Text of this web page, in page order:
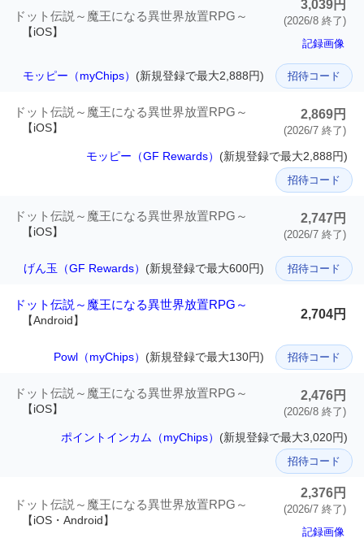
ドット伝説～魔王になる異世界放置RPG～
【iOS】
3,039円
(2026/8 終了)
記録画像
モッピー（myChips） (新規登録で最大2,888円) 招待コード
ドット伝説～魔王になる異世界放置RPG～
【iOS】
2,869円
(2026/7 終了)
モッピー（GF Rewards） (新規登録で最大2,888円)
招待コード
ドット伝説～魔王になる異世界放置RPG～
【iOS】
2,747円
(2026/7 終了)
げん玉（GF Rewards） (新規登録で最大600円) 招待コード
ドット伝説～魔王になる異世界放置RPG～
【Android】 2,704円
Powl（myChips） (新規登録で最大130円) 招待コード
ドット伝説～魔王になる異世界放置RPG～
【iOS】
2,476円
(2026/8 終了)
ポイントインカム（myChips） (新規登録で最大3,020円)
招待コード
ドット伝説～魔王になる異世界放置RPG～
【iOS・Android】
2,376円
(2026/7 終了)
記録画像